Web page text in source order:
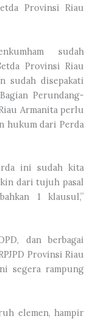
Provinsi Riau
sudah
Provinsi Riau
sudah disepakati
Perundang-
Armanita perlu
hukum dari Perda
ini sudah kita
dari tujuh pasal
1 klausul,”
dan berbagai
Provinsi Riau
segera rampung
elemen, hampir